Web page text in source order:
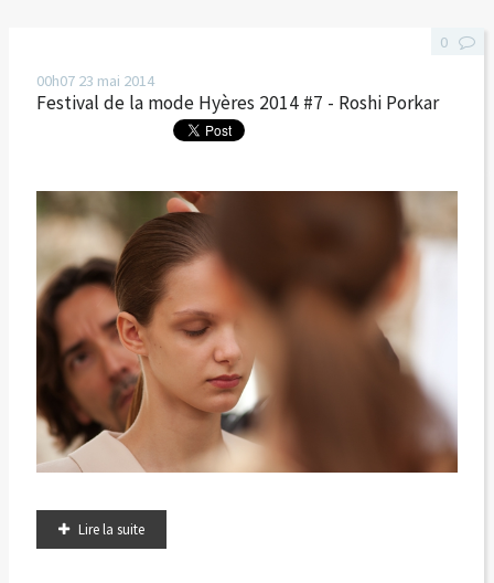
00h07 23 mai 2014
Festival de la mode Hyères 2014 #7 - Roshi Porkar
Lire la suite
0